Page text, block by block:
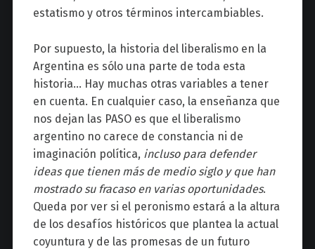
estatismo y otros términos intercambiables.
Por supuesto, la historia del liberalismo en la
Argentina es sólo una parte de toda esta
historia… Hay muchas otras variables a tener
en cuenta. En cualquier caso, la enseñanza que
nos dejan las PASO es que el liberalismo
argentino no carece de constancia ni de
imaginación política, incluso para defender
ideas que tienen más de medio siglo y que han
mostrado su fracaso en varias oportunidades.
Queda por ver si el peronismo estará a la altura
de los desafíos históricos que plantea la actual
coyuntura y de las promesas de un futuro